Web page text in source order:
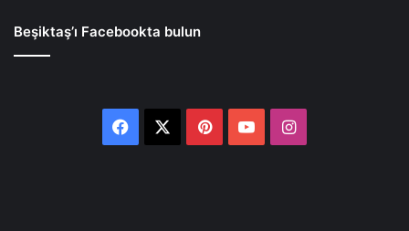
Beşiktaş’ı Facebookta bulun
Facebook PinterestYouTubeInstagram